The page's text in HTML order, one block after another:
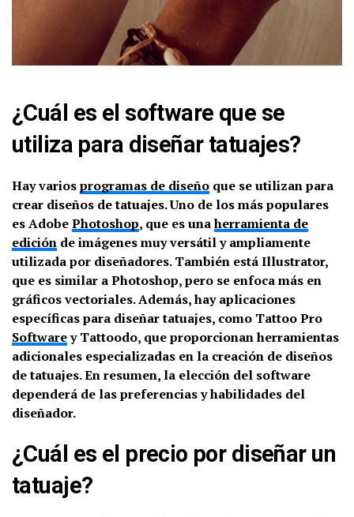
¿Cuál es el software que se
utiliza para diseñar tatuajes?
Hay variosprogramas de diseño que se utilizan para
crear diseños de tatuajes. Uno de los más populares
es AdobePhotoshop, que es unaherramienta de
edición de imágenes muy versátil y ampliamente
utilizada por diseñadores. También está Illustrator,
que es similar a Photoshop, pero se enfoca más en
gráficos vectoriales. Además, hay aplicaciones
específicas para diseñar tatuajes, como Tattoo Pro
Softwarey Tattoodo, que proporcionan herramientas
adicionales especializadas en la creación de diseños
de tatuajes. En resumen, la elección del software
dependerá de las preferencias y habilidades del
diseñador.
¿Cuál es el precio por diseñar un
tatuaje?